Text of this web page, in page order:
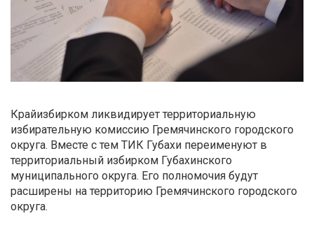
Крайизбирком ликвидирует территориальную
избирательную комиссию Гремячинского городского
округа. Вместе с тем ТИК Губахи переименуют в
территориальный избирком Губахинского
муниципального округа. Его полномочия будут
расширены на территорию Гремячинского городского
округа.